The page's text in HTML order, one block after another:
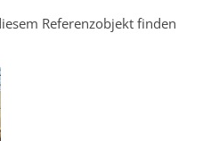
Referenzobjekt finden